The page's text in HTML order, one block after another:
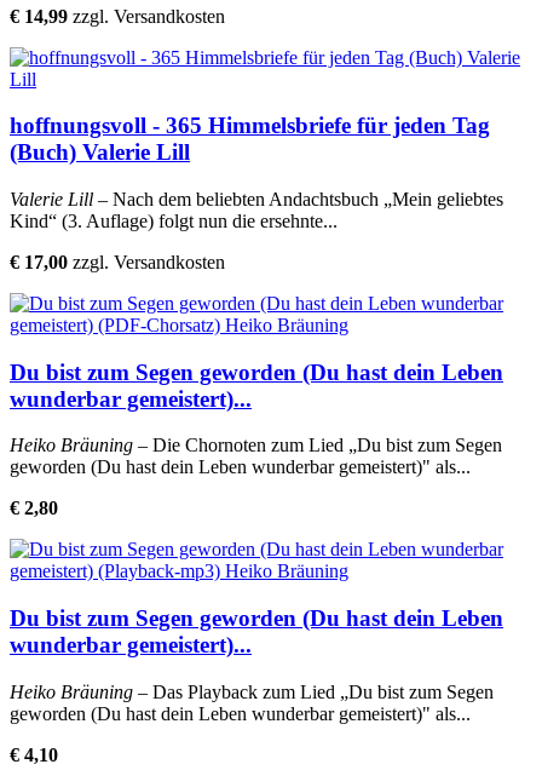
€ 14,99 zzgl. Versandkosten
hoffnungsvoll - 365 Himmelsbriefe für jeden Tag
(Buch) Valerie Lill
Valerie Lill – Nach dem beliebten Andachtsbuch „Mein geliebtes
Kind“ (3. Auflage) folgt nun die ersehnte...
€ 17,00 zzgl. Versandkosten
Du bist zum Segen geworden (Du hast dein Leben
wunderbar gemeistert)...
Heiko Bräuning – Die Chornoten zum Lied „Du bist zum Segen
geworden (Du hast dein Leben wunderbar gemeistert)" als...
€ 2,80
Du bist zum Segen geworden (Du hast dein Leben
wunderbar gemeistert)...
Heiko Bräuning – Das Playback zum Lied „Du bist zum Segen
geworden (Du hast dein Leben wunderbar gemeistert)" als...
€ 4,10